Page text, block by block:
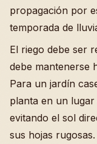
propagación por
temporada de
El riego debe ser
debe mantenerse
Para un jardín
planta en un
evitando el sol
sus hojas rugosas.